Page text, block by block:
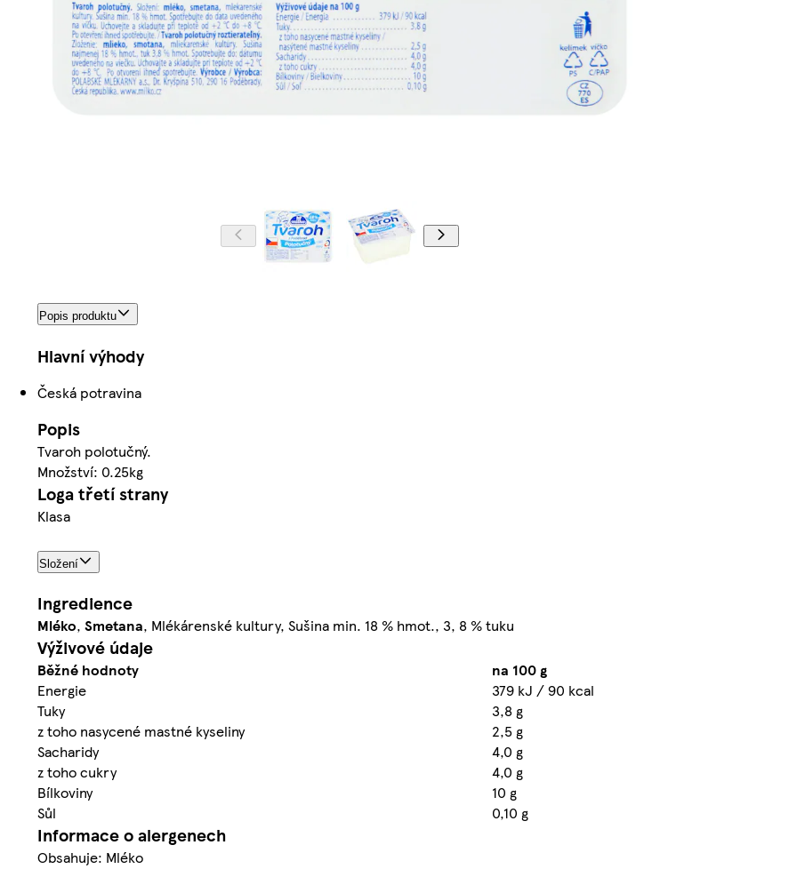
Popis produktu
Hlavní výhody
Česká potravina
Popis
Tvaroh polotučný.
Množství: 0.25kg
Loga třetí strany
Klasa
Složení
Ingredience
Mléko, Smetana, Mlékárenské kultury, Sušina min. 18 % hmot., 3, 8 % tuku
Výživové údaje
Běžné hodnoty
na 100 g
Energie
379 kJ / 90 kcal
Tuky
3,8 g
z toho nasycené mastné kyseliny
2,5 g
Sacharidy
4,0 g
z toho cukry
4,0 g
Bílkoviny
10 g
Sůl
0,10 g
Informace o alergenech
Obsahuje: Mléko